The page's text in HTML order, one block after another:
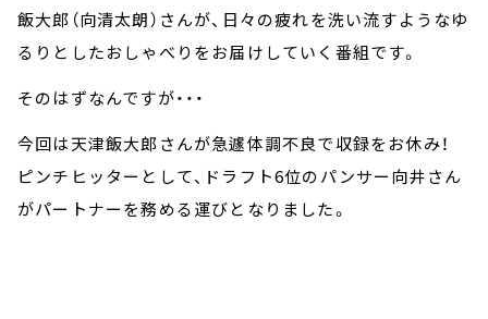
飯大郎（向清太朗）さんが、日々の疲れを洗い流すようなゆ
るりとしたおしゃべりをお届けしていく番組です。
そのはずなんですが・・・
今回は天津飯大郎さんが急遽体調不良で収録をお休み！
ピンチヒッターとして、ドラフト6位のパンサー向井さん
がパートナーを務める運びとなりました。